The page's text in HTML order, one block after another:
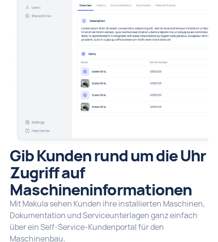
Gib Kunden rund um die Uhr
Zugriff auf
Maschineninformationen
Mit Makula sehen Kunden ihre installierten Maschinen,
Dokumentation und Serviceunterlagen ganz einfach
über ein Self-Service-Kundenportal für den
Maschinenbau.